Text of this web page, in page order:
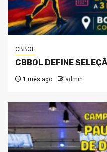
CBBOL
CBBOL DEFINE
1 mês ago admin